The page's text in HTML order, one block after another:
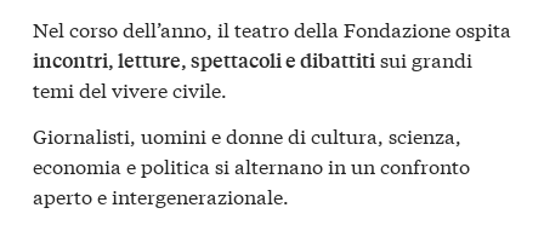
Nel corso dell’anno, il teatro della Fondazione ospita
incontri, letture, spettacoli e dibattitisui grandi
temi del vivere civile.
Giornalisti, uomini e donne di cultura, scienza,
economia e politica si alternano in un confronto
aperto e intergenerazionale.